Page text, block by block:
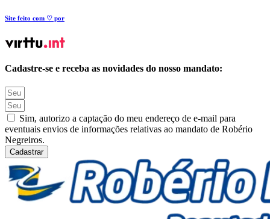
Site feito com ♡ por
Cadastre-se e receba as novidades do nosso mandato:
Sim, autorizo a captação do meu endereço de e-mail para
eventuais envios de informações relativas ao mandato de Robério
Negreiros.
Cadastrar